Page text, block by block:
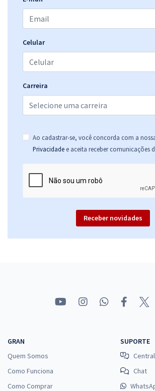
- Cód. 106 - PAS - Especialista - Serviços de
R$ 375,92à vista
Economize R$ 93,98 (-
Comprar
- Conhecimentos Específico para o Cargo:
Especialista em Serviços Técnico-
R$ 255,84à vista
ou 12x de R$21,32
CRECI DF - Conselho Regional dos Corretores
- Conhecimentos Específicos para o Cargo
17,99
Economize R$ 53,98 (-
Comprar
Celular
Carreira
Ao cadastrar-se, você concorda com a
Privacidade e aceita receber comunicações
Receber novidades
GRAN
Quem Somos
Como Funciona
Como Comprar
SUPORTE
Chat